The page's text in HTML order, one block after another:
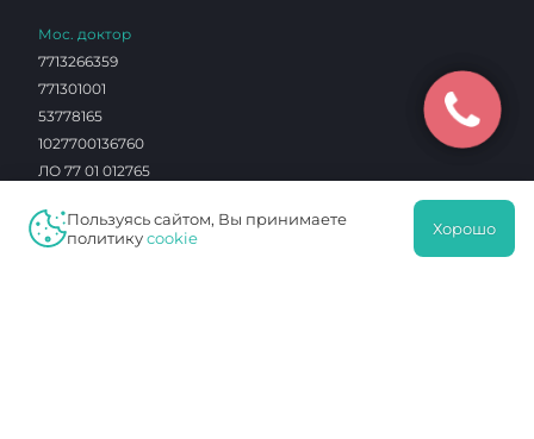
Мос. доктор
7713266359
771301001
53778165
1027700136760
ЛО 77 01 012765
Чертаново И
7726023297
Пользуясь сайтом, Вы принимаете
политикуcookie Хорошо